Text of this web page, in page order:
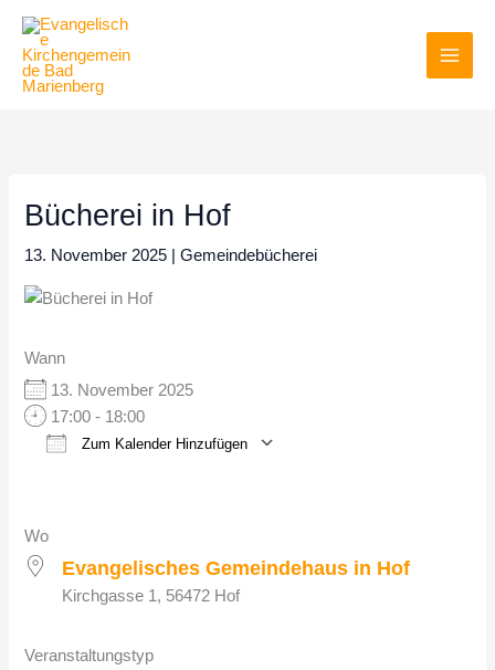
Inhalt
springen
Bücherei in Hof
13. November 2025 |Gemeindebücherei
Wann
13. November 2025
17:00 - 18:00
Zum Kalender Hinzufügen
Wo
Evangelisches Gemeindehaus in Hof
Kirchgasse 1, 56472 Hof
Veranstaltungstyp